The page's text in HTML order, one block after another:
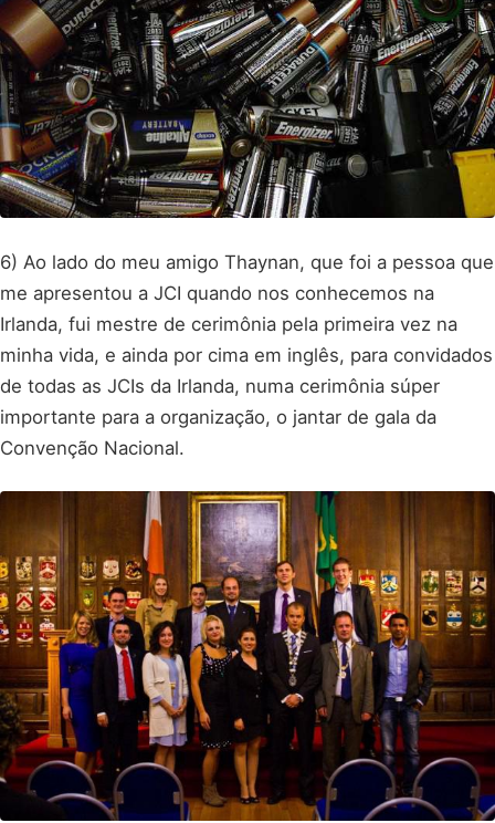
6) Ao lado do meu amigo Thaynan, que foi a pessoa que
me apresentou a JCI quando nos conhecemos na
Irlanda, fui mestre de cerimônia pela primeira vez na
minha vida, e ainda por cima em inglês, para convidados
de todas as JCIs da Irlanda, numa cerimônia súper
importante para a organização, o jantar de gala da
Convenção Nacional.